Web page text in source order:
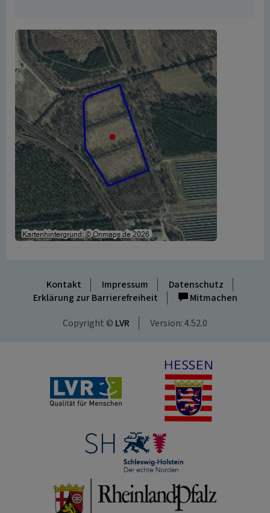
Kontakt Impressum
Datenschutz
Erklärung zur Barrierefreiheit
Mitmachen
Copyright © LVR Version: 4.52.0